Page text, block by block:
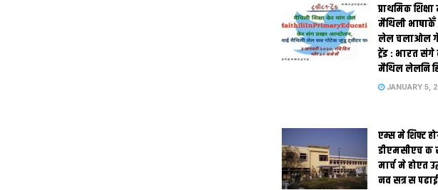
प्राथमिक
मैथि‍ली भाषाकेँ
लेल चलाओल
ट्रेंड : भारत
मैथिल लेलनि
JANUARY 5,
एम्स मे शिफ्ट
डीएमसीएच क
मार्च मे होएत
नव सत्र स पढाई